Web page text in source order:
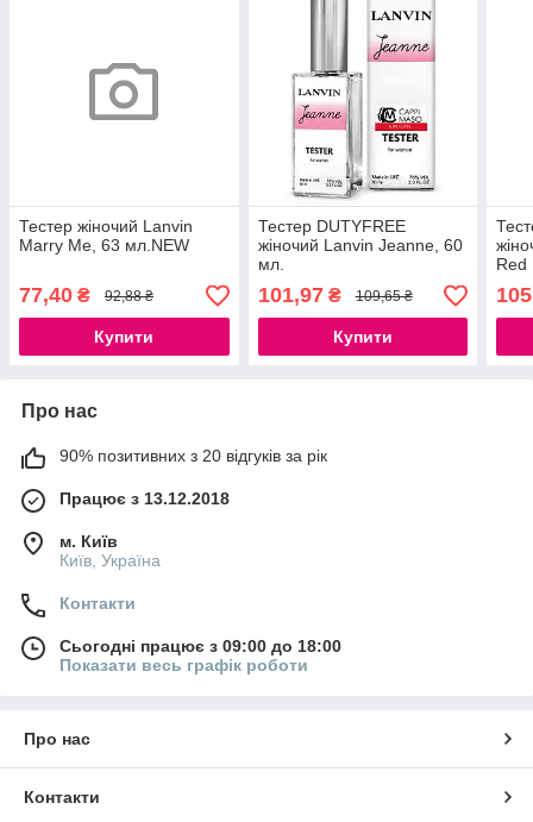
Тестер жіночий Lanvin
Marry Me, 63 мл.NEW
77,40 ₴ 92,88 ₴
Купити
Тестер DUTYFREE
жіночий Lanvin Jeanne, 60
мл.
101,97₴ 109,65 ₴
Купити
Red
Про нас
90% позитивних з 20 відгуків за рік
Працює з 13.12.2018
м. Київ
Київ, Україна
Контакти
Сьогодні працює з 09:00 до 18:00
Показати весь графік роботи
Про нас
Контакти